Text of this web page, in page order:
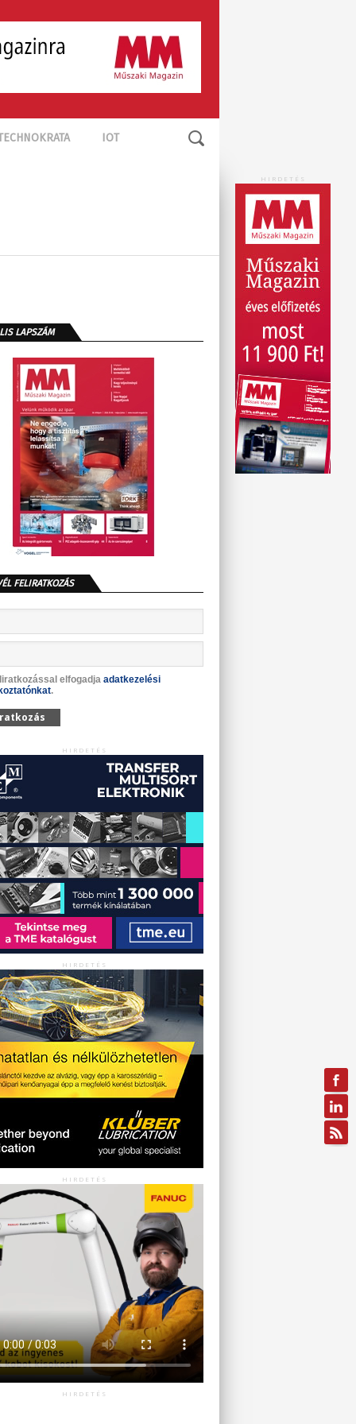
IOT
HIRDETÉS
LAPSZÁM
FELIRATKOZÁS
elfogadja adatkezelési
.
HIRDETÉS
HIRDETÉS
HIRDETÉS
HIRDETÉS